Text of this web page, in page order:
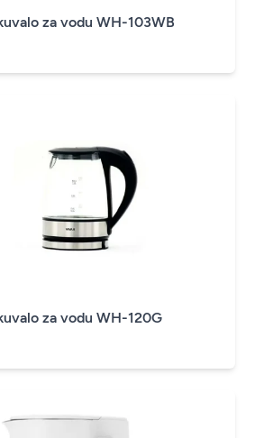
za vodu WH-103WB
za vodu WH-120G